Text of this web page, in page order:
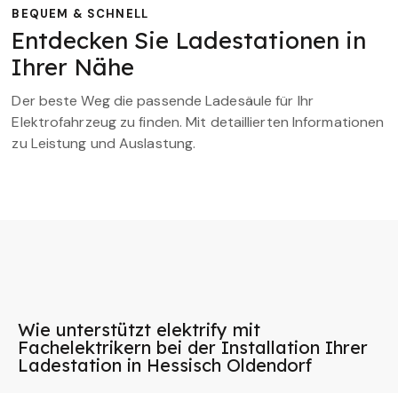
BEQUEM & SCHNELL
Entdecken Sie Ladestationen in
Ihrer Nähe
Der beste Weg die passende Ladesäule für Ihr
Elektrofahrzeug zu finden. Mit detaillierten Informationen
zu Leistung und Auslastung.
Wie unterstützt elektrify mit
Fachelektrikern bei der Installation Ihrer
Ladestation in Hessisch Oldendorf